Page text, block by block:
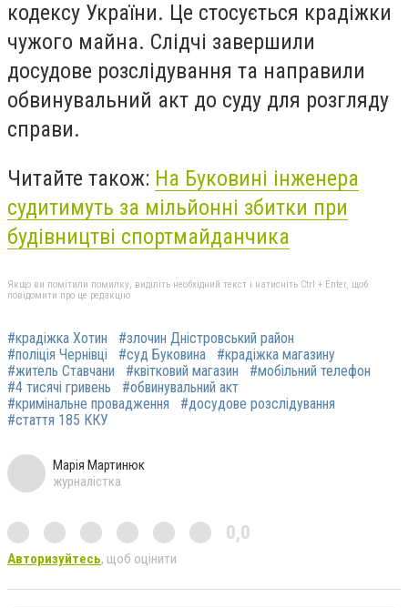
кодексу України. Це стосується крадіжки
чужого майна. Слідчі завершили
досудове розслідування та направили
обвинувальний акт до суду для розгляду
справи.
Читайте також: На Буковині інженера
судитимуть за мільйонні збитки при
будівництві спортмайданчика
Якщо ви помітили помилку, виділіть необхідний текст і натисніть Ctrl + Enter, щоб
повідомити про це редакцію
#крадіжка Хотин
#злочин Дністровський район
#поліція Чернівці
#суд Буковина
#крадіжка магазину
#житель Ставчани
#квітковий магазин
#мобільний телефон
#4 тисячі гривень
#обвинувальний акт
#кримінальне провадження
#досудове розслідування
#стаття 185 ККУ
Марія Мартинюк
журналістка
0,0
Авторизуйтесь, щоб оцінити